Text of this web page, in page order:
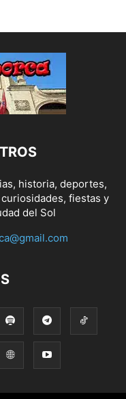
historia, deportes,
fiestas y
del Sol